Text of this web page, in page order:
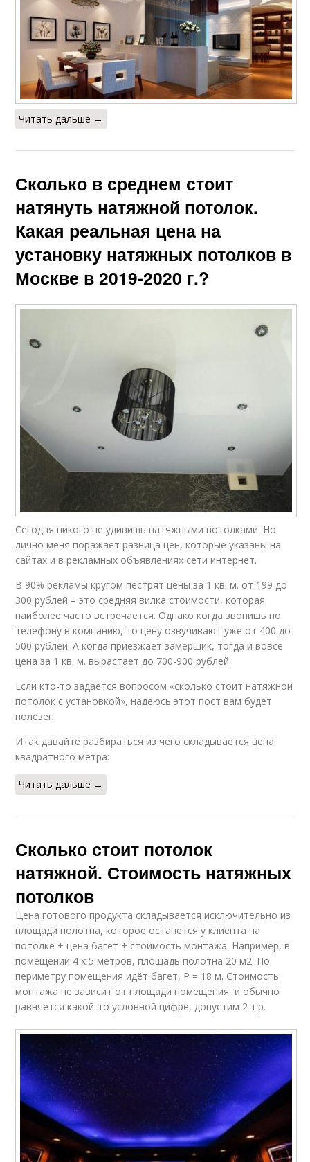
Читать дальше →
Сколько в среднем стоит
натянуть натяжной потолок.
Какая реальная цена на
установку натяжных потолков в
Москве в 2019-2020 г.?
Сегодня никого не удивишь натяжными потолками. Но
лично меня поражает разница цен, которые указаны на
сайтах и в рекламных объявлениях сети интернет.
В 90% рекламы кругом пестрят цены за 1 кв. м. от 199 до
300 рублей – это средняя вилка стоимости, которая
наиболее часто встречается. Однако когда звонишь по
телефону в компанию, то цену озвучивают уже от 400 до
500 рублей. А когда приезжает замерщик, тогда и вовсе
цена за 1 кв. м. вырастает до 700-900 рублей.
Если кто-то задаётся вопросом «сколько стоит натяжной
потолок с установкой», надеюсь этот пост вам будет
полезен.
Итак давайте разбираться из чего складывается цена
квадратного метра:
Читать дальше →
Сколько стоит потолок
натяжной. Стоимость натяжных
потолков
Цена готового продукта складывается исключительно из
площади полотна, которое останется у клиента на
потолке + цена багет + стоимость монтажа. Например, в
помещении 4 х 5 метров, площадь полотна 20 м2. По
периметру помещения идёт багет, P = 18 м. Стоимость
монтажа не зависит от площади помещения, и обычно
равняется какой-то условной цифре, допустим 2 т.р.